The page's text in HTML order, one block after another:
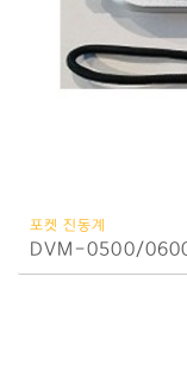
포켓 진동계
DVM-0500/